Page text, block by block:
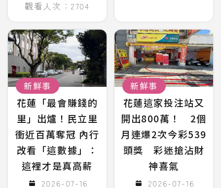
觀看人次：2704
新鮮事
花蓮「最會賺錢的
里」出爐！民立里
衝近百萬奪冠 內行
改看「這數據」：
這裡才是真高薪
2026-07-16
新鮮事
花蓮這家投注站又
開出800萬！ 2個
月連爆2次今彩539
頭獎 彩迷搶沾財
神喜氣
2026-07-16